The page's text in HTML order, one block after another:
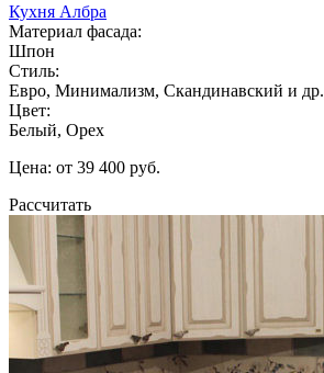
Кухня Албра
Материал фасада:
Шпон
Стиль:
Евро, Минимализм, Скандинавский и др.
Цвет:
Белый, Орех
Цена: от 39 400 руб.
Рассчитать